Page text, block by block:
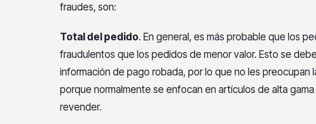
fraudes, son:
Total del pedido. En general, es más probable que los
fraudulentos que los pedidos de menor valor. Esto se
información de pago robada, por lo que no les preocupan
porque normalmente se enfocan en artículos de alta
revender.